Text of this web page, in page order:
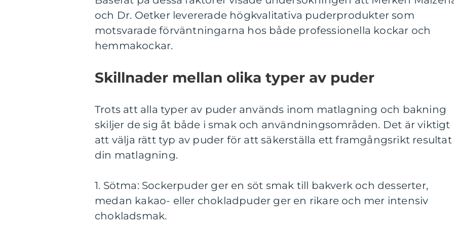
och Dr. Oetker levererade högkvalitativa puderprodukter som
motsvarade förväntningarna hos både professionella kockar och
hemmakockar.
Skillnader mellan olika typer av puder
Trots att alla typer av puder används inom matlagning och bakning
skiljer de sig åt både i smak och användningsområden. Det är viktigt
att välja rätt typ av puder för att säkerställa ett framgångsrikt resultat
din matlagning.
1. Sötma: Sockerpuder ger en söt smak till bakverk och desserter,
medan kakao- eller chokladpuder ger en rikare och mer intensiv
chokladsmak.